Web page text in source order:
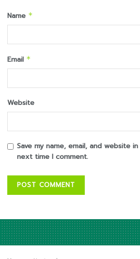
Name *
Email *
Website
Save my name, email, and website
next time I comment.